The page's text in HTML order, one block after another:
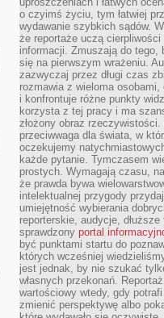
o czyimś życiu, tym łatwiej
wydawanie szybkich sądów.
że reportaże uczą cierpliwości
informacji. Zmuszają do tego,
się na pierwszym wrażeniu.
zazwyczaj przez długi czas
rozmawia z wieloma osobami,
i konfrontuje różne punkty
korzysta z tej pracy i ma
złożony obraz rzeczywistości.
przeciwwaga dla świata, w
oczekujemy
każde pytanie. Tymczasem
prostych. Wymagają czasu,
że prawda bywa
intelektualnej przygody
umiejętność wybierania
reporterskie, audycje,
sprawdzony portal
być punktami startu do
których wcześniej
jest jednak, by nie szukać
własnych przekonań.
wartościowy wtedy, gdy
zmienić perspektywę albo